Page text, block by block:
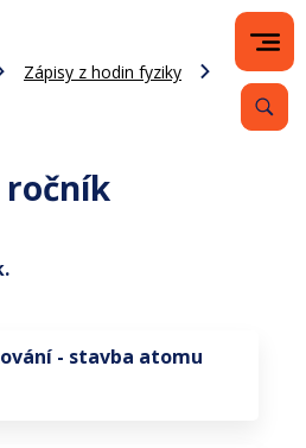
Zápisy z hodin fyziky
ročník
- stavba atomu